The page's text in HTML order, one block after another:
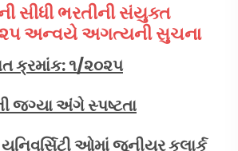
સીધી ભરતીની સંયુક્ત
અન્વયે અગત્યની સુચના
ક્રમાંક: ૧/૨૦૨૫
જગ્યા અંગે સ્પષ્ટતા
ઓમાં જૂનીયર કલાર્ક